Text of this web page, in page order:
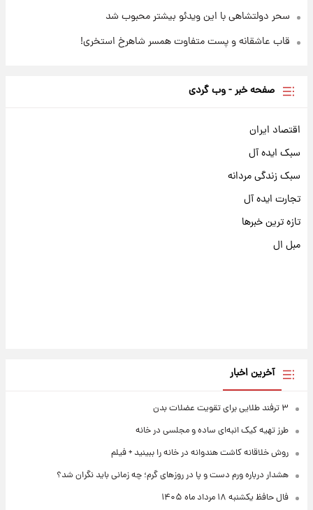
سحر دولتشاهی با این ویدئو بیشتر محبوب شد
قاب عاشقانه و پست متفاوت همسر شاهرخ استخری!
صفحه خبر - وب گردی
اقتصاد ایران
سبک ایده آل
سبک زندگی مردانه
تجارت ایده آل
تازه ترین خبرها
مبل ال
آخرین اخبار
۳ ترفند طلایی برای تقویت عضلات بدن
طرز تهیه کیک انبه‌ای ساده و مجلسی در خانه
روش خلاقانه کاشت هندوانه در خانه را ببینید + فیلم
هشدار درباره ورم دست و پا در روزهای گرم؛ چه زمانی باید نگران شد؟
فال حافظ یکشنبه ۱۸ مرداد ماه ۱۴۰۵